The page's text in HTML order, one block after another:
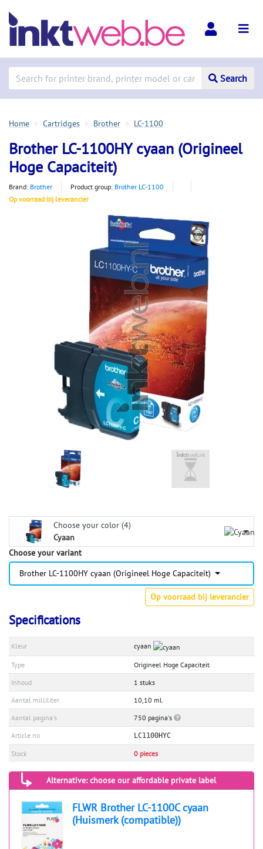
Search
Home Cartridges Brother LC-1100
Brother LC-1100HY cyaan (Origineel
Hoge Capaciteit)
Brand: Brother Product group: Brother LC-1100
Op voorraad bij leverancier
Choose your color (4)
Cyaan
Choose your variant
Brother LC-1100HY cyaan (Origineel Hoge Capaciteit)
Op voorraad bij leverancier
Specifications
Kleur cyaan
Type
Origineel Hoge Capaciteit
Inhoud
1 stuks
Aantal milliliter
10,10 ml.
Aantal pagina's
750 pagina's
Article no
LC1100HYC
Stock 0 pieces
Alternative: choose our affordable private label
FLWR Brother LC-1100C cyaan
(Huismerk (compatible))